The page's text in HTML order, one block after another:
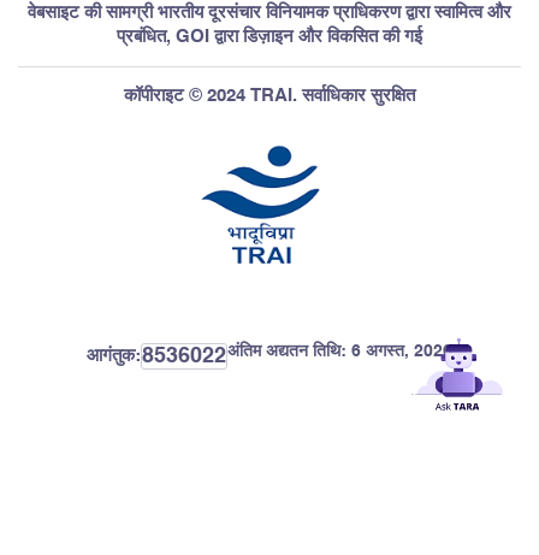
वेबसाइट की सामग्री भारतीय दूरसंचार विनियामक प्राधिकरण द्वारा स्वामित्व और
प्रबंधित, GOI द्वारा डिज़ाइन और विकसित की गई
कॉपीराइट © 2024 TRAI. सर्वाधिकार सुरक्षित
आगंतुक:8536022अंतिम अद्यतन तिथि: 6 अगस्त, 2026